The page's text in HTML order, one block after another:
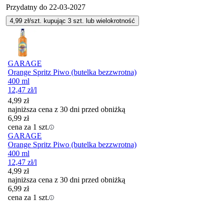
Przydatny do 22-03-2027
4,99 zł/szt. kupując 3 szt. lub wielokrotność
GARAGE
Orange Spritz Piwo (butelka bezzwrotna)
400 ml
12,47 zł/l
4,99 zł
najniższa cena z 30 dni przed obniżką
6,99 zł
cena za 1 szt.
GARAGE
Orange Spritz Piwo (butelka bezzwrotna)
400 ml
12,47 zł/l
4,99 zł
najniższa cena z 30 dni przed obniżką
6,99 zł
cena za 1 szt.